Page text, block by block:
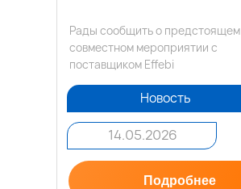
Рады сообщить о предстоящем
совместном мероприятии с
поставщиком Effebi
14.05.2026
Новость
Подробнее